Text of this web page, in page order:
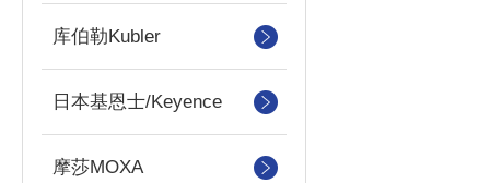
库伯勒Kubler
日本基恩士/Keyence
摩莎MOXA